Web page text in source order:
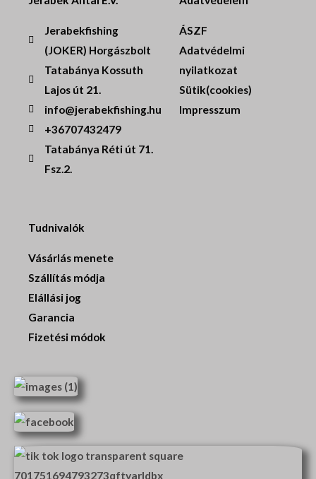
Jerabekfishing
(JOKER) Horgászbolt
Tatabánya Kossuth
Lajos út 21.
info@jerabekfishing.hu
+36707432479
Tatabánya Réti út 71.
Fsz.2.
ÁSZF
Adatvédelmi
nyilatkozat
Sütik(cookies)
Impresszum
Tudnivalók
Vásárlás menete
Szállítás módja
Elállási jog
Garancia
Fizetési módok